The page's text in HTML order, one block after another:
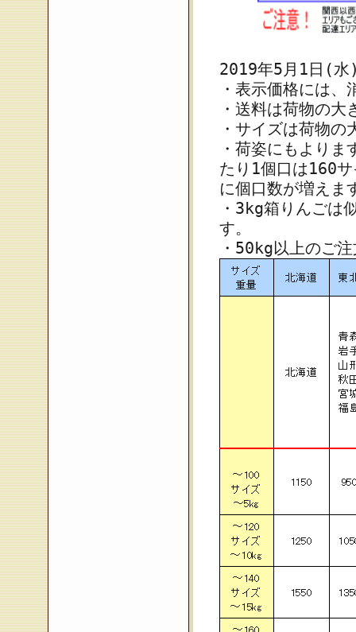
2019年5月1日(水
・表示価格には
・送料は荷物の
・サイズは荷物
・荷姿にもより
たり1個口は160
に個口数が増えま
・3kg箱りんごは
す。
・50kg以上のご